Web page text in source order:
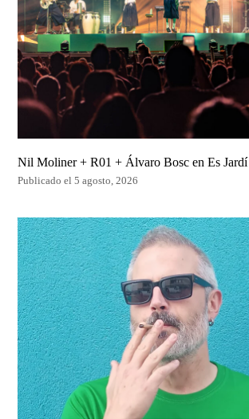
Nil Moliner + R01 + Álvaro Bosc en Es Jardí
Publicado el 5 agosto, 2026